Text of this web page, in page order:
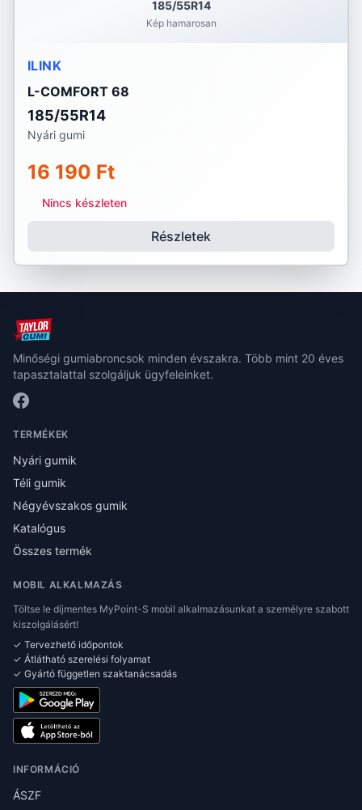
185/55R14
Kép hamarosan
ILINK
L-COMFORT 68
185/55R14
Nyári gumi
16 190 Ft
Nincs készleten
Részletek
Minőségi gumiabroncsok minden évszakra. Több mint 20 éves
tapasztalattal szolgáljuk ügyfeleinket.
TERMÉKEK
Nyári gumik
Téli gumik
Négyévszakos gumik
Katalógus
Összes termék
MOBIL ALKALMAZÁS
Töltse le díjmentes MyPoint-S mobil alkalmazásunkat a személyre szabott
kiszolgálásért!
✓ Tervezhető időpontok
✓ Átlátható szerelési folyamat
✓ Gyártó független szaktanácsadás
INFORMÁCIÓ
ÁSZF